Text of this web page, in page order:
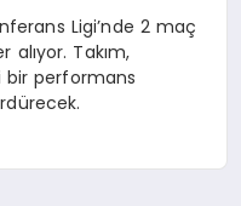
Ligi’nde 2 maç
alıyor. Takım,
performans